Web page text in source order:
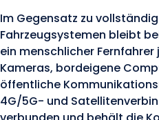
Im Gegensatz zu
Fahrzeugsystemen bleibt
ein menschlicher
Kameras, bordeigene
öffentliche
4G/5G- und